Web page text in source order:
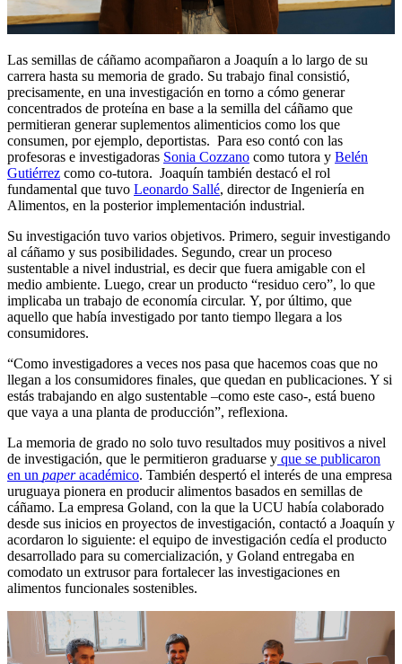
Las semillas de cáñamo acompañaron a Joaquín a lo largo de su
carrera hasta su memoria de grado. Su trabajo final consistió,
precisamente, en una investigación en torno a cómo generar
concentrados de proteína en base a la semilla del cáñamo que
permitieran generar suplementos alimenticios como los que
consumen, por ejemplo, deportistas. Para eso contó con las
profesoras e investigadoras Sonia Cozzano como tutora y Belén
Gutiérrez como co-tutora. Joaquín también destacó el rol
fundamental que tuvo Leonardo Sallé, director de Ingeniería en
Alimentos, en la posterior implementación industrial.
Su investigación tuvo varios objetivos. Primero, seguir investigando
al cáñamo y sus posibilidades. Segundo, crear un proceso
sustentable a nivel industrial, es decir que fuera amigable con el
medio ambiente. Luego, crear un producto “residuo cero”, lo que
implicaba un trabajo de economía circular. Y, por último, que
aquello que había investigado por tanto tiempo llegara a los
consumidores.
“Como investigadores a veces nos pasa que hacemos coas que no
llegan a los consumidores finales, que quedan en publicaciones. Y si
estás trabajando en algo sustentable –como este caso-, está bueno
que vaya a una planta de producción”, reflexiona.
La memoria de grado no solo tuvo resultados muy positivos a nivel
de investigación, que le permitieron graduarse y que se publicaron
en un paperacadémico. También despertó el interés de una empresa
uruguaya pionera en producir alimentos basados en semillas de
cáñamo. La empresa Goland, con la que la UCU había colaborado
desde sus inicios en proyectos de investigación, contactó a Joaquín y
acordaron lo siguiente: el equipo de investigación cedía el producto
desarrollado para su comercialización, y Goland entregaba en
comodato un extrusor para fortalecer las investigaciones en
alimentos funcionales sostenibles.